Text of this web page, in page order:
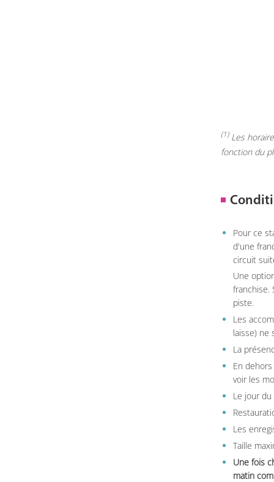
(1)Les
fonction du
Pour ce
d'une
circuit
Une
franchise.
piste.
Les
laisse) ne
La
En
voir les
Le jour
Les
Taille
Une fois
matin